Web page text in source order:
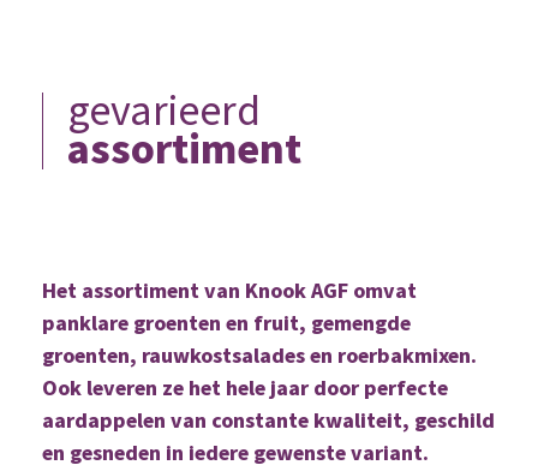
gevarieerd
assortiment
Het assortiment van Knook AGF omvat
panklare groenten en fruit, gemengde
groenten, rauwkostsalades en roerbakmixen.
Ook leveren ze het hele jaar door perfecte
aardappelen van constante kwaliteit, geschild
en gesneden in iedere gewenste variant.